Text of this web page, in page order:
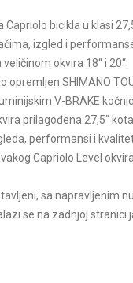
Capriolo bicikla u klasi
izgled i
okvira 18“ i 20“.
opremljen SHIMANO
V-BRAKE
prilagođena 27,5“
performansi i
Capriolo Level
sa
se na zadnjoj stranici